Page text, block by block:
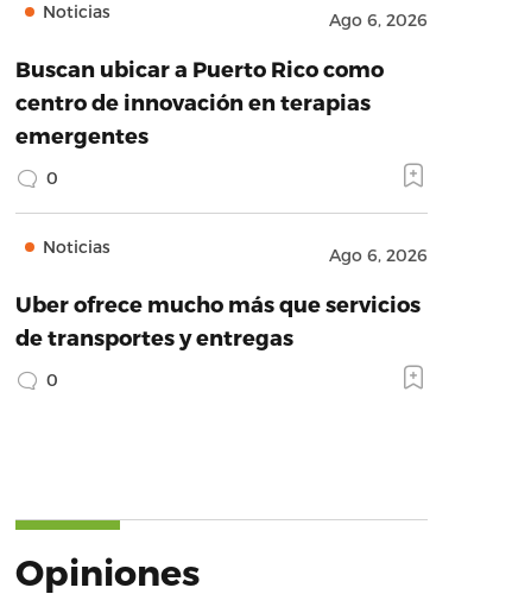
Noticias Ago 6, 2026
Buscan ubicar a Puerto Rico como
centro de innovación en terapias
emergentes
0
Noticias Ago 6, 2026
Uber ofrece mucho más que servicios
de transportes y entregas
0
Opiniones